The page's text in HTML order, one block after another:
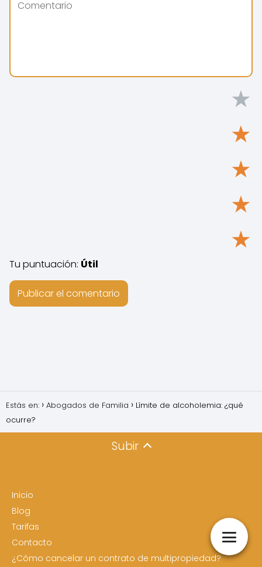
★
★
★
★
★
Tu puntuación: Útil
Estás en: Abogados de Familia
Límite de alcoholemia: ¿qué
ocurre?
Subir
Inicio
Blog
Tarifas
Contacto
¿Cómo cancelar un contrato de multipropiedad?